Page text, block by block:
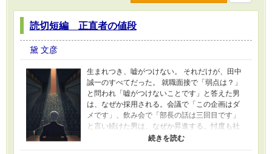
読切短編 正直者の値段
黛 文彦
生まれつき、嘘がつけない。 それだけが、田中
誠一のすべてだった。 就職面接で「弱点は？」
と問われ「嘘がつけないことです」と答えた男
は、なぜか採用される。会議で「この企画はダ
メです」、飲み会で「部長の話は三回目です」
と言い続けた男は、なぜか昇進する。忖度も社
内政治も知らない純度百パーセントの言葉は、
腐った組織の中でだけ、最強の武器になった。